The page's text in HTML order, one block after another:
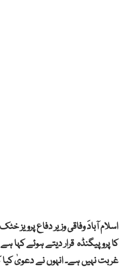
اسلام آبادَ وفاقی وزیر دفاع پرویز
کا پروپیگنڈہ قرار دیتے ہوئے
غربت نہیں ہے۔ انہوں نے دعویٰ